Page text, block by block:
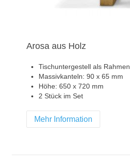
Arosa aus Holz
Tischuntergestell als Rahmen
Massivkanteln: 90 x 65 mm
Höhe: 650 x 720 mm
2 Stück im Set
Mehr Information